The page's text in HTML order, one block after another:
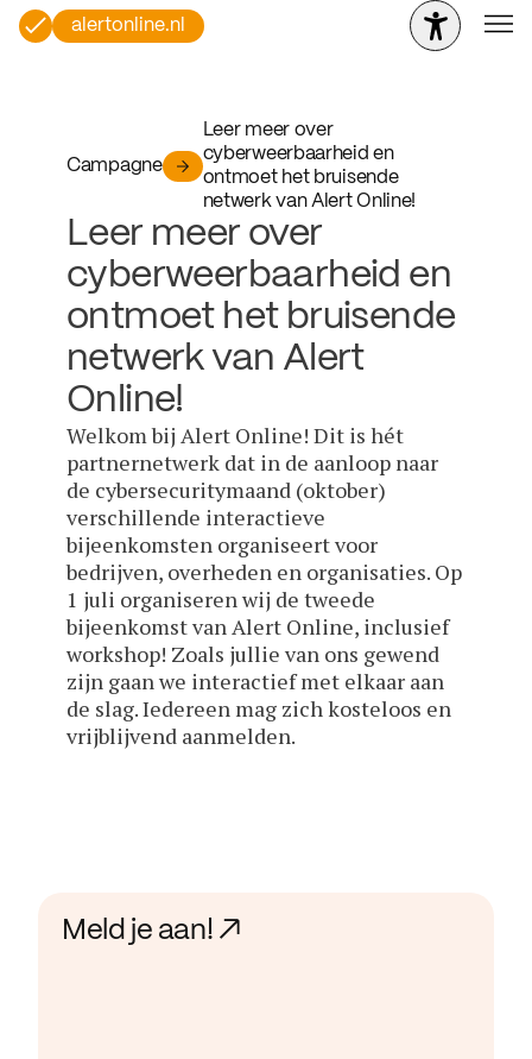
alertonline.nl
Campagne
Leer meer over
cyberweerbaarheid en
ontmoet het bruisende
netwerk van Alert Online!
Leer meer over
cyberweerbaarheid en
ontmoet het bruisende
netwerk van Alert
Online!
Welkom bij Alert Online! Dit is hét
partnernetwerk dat in de aanloop naar
de cybersecuritymaand (oktober)
verschillende interactieve
bijeenkomsten organiseert voor
bedrijven, overheden en organisaties. Op
1 juli organiseren wij de tweede
bijeenkomst van Alert Online, inclusief
workshop! Zoals jullie van ons gewend
zijn gaan we interactief met elkaar aan
de slag. Iedereen mag zich kosteloos en
vrijblijvend aanmelden.
Meld je aan! ↗